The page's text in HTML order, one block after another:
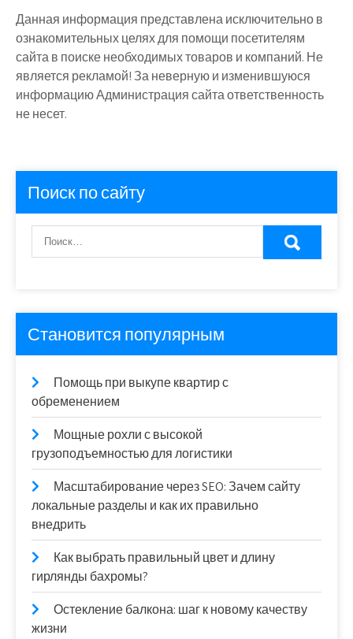
Данная информация представлена исключительно в
ознакомительных целях для помощи посетителям
сайта в поиске необходимых товаров и компаний. Не
является рекламой! За неверную и изменившуюся
информацию Администрация сайта ответственность
не несет.
Поиск по сайту
Становится популярным
Помощь при выкупе квартир с
обременением
Мощные рохли с высокой
грузоподъемностью для логистики
Масштабирование через SEO: Зачем сайту
локальные разделы и как их правильно
внедрить
Как выбрать правильный цвет и длину
гирлянды бахромы?
Остекление балкона: шаг к новому качеству
жизни